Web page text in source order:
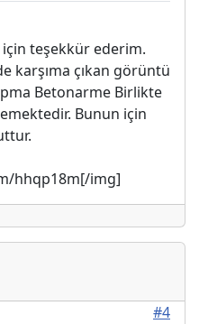
teşekkür ederim.
karşıma çıkan görüntü
Betonarme Birlikte
Bunun için
hhqp18m[/img]
#4